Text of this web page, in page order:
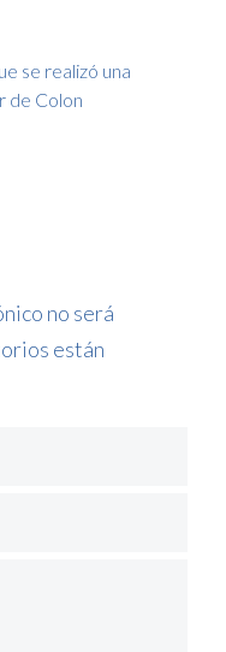
se realizó una
de Colon
no será
están